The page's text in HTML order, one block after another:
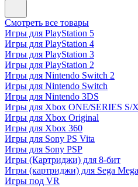
Смотреть все товары
Игры для PlayStation 5
Игры для PlayStation 4
Игры для PlayStation 3
Игры для PlayStation 2
Игры для Nintendo Switch 2
Игры для Nintendo Switch
Игры для Nintendo 3DS
Игры для Xbox ONE/SERIES S/X
Игры для Xbox Original
Игры для Xbox 360
Игры для Sony PS Vita
Игры для Sony PSP
Игры (Картриджи) для 8-бит
Игры (картриджи) для Sega
Игры под VR